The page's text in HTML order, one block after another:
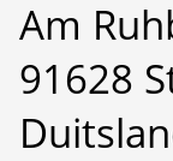
Am
91628